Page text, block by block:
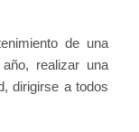
de una
realizar una
dirigirse a todos